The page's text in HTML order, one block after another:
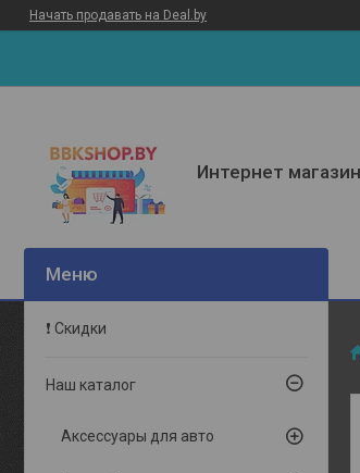
Начать продавать на Deal.by
Интернет магазин
❗ Скидки
Наш каталог
Аксессуары для авто